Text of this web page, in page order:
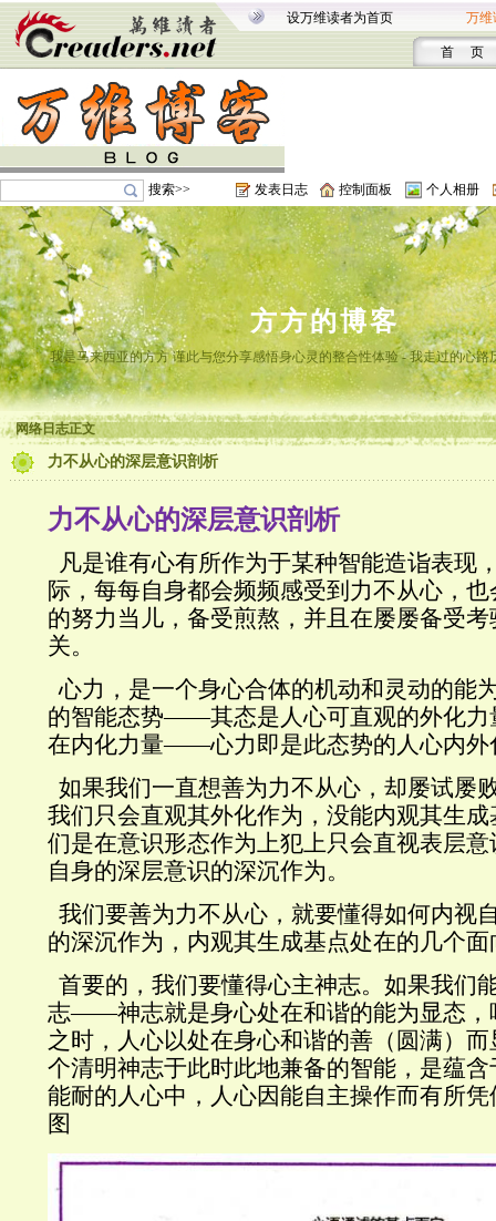
设万维读者为首页 万维
首 页
搜索>> 发表日志 控制面板 个人相册
方方的博客
我是马来西亚的方方 谨此与您分享感悟身心灵的整合性体验 - 我走过的心路
网络日志正文
力不从心的深层意识剖析
力不从心的深层意识剖析
凡是谁有心有所作为于某种智能造诣表现
际，每每自身都会频频感受到力不从心，
的努力当儿，备受煎熬，并且在屡屡备受
关。
心力，是一个身心合体的机动和灵动的能
的智能态势——其态是人心可直观的外化力
在内化力量——心力即是此态势的人心内外
如果我们一直想善为力不从心，却屡试屡
我们只会直观其外化作为，没能内观其生
们是在意识形态作为上犯上只会直视表层
自身的深层意识的深沉作为。
我们要善为力不从心，就要懂得如何内视
的深沉作为，内观其生成基点处在的几个面
首要的，我们要懂得心主神志。 如果我们
志——神志就是身心处在和谐的能为显态，
之时，人心以处在身心和谐的善（圆满）
个清明神志于此时此地兼备的智能，是蕴
能耐的人心中，人心因能自主操作而有所
图